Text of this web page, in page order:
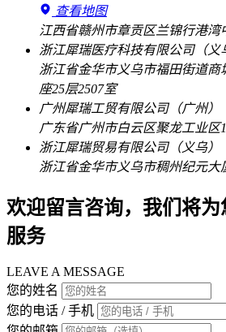
查看地图
江西省赣州市章贡区兰锦行港湾
浙江犀瑞医疗科技有限公司（义
浙江省金华市义乌市福田街道商
座25层2507室
广州犀瑞工贸有限公司（广州）
广东省广州市白云区聚龙工业区
浙江犀瑞贸易有限公司（义乌）
浙江省金华市义乌市稠州纪元大
欢迎留言咨询，我们将
服务
LEAVE A MESSAGE
您的姓名
您的电话 / 手机